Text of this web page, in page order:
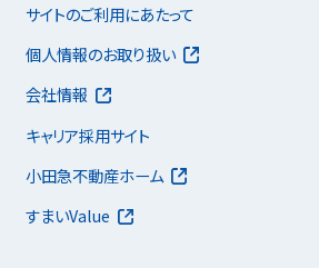
サイトのご利用にあたって
個人情報のお取り扱い
会社情報
キャリア採用サイト
小田急不動産ホーム
すまいValue